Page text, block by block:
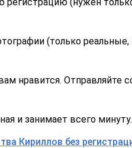
(только
нравится. Отправляйте
и занимает всего минуту.
Кириллов без